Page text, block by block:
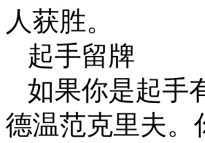
人获胜。
起手留牌
如果你是起手
德温范克里夫。